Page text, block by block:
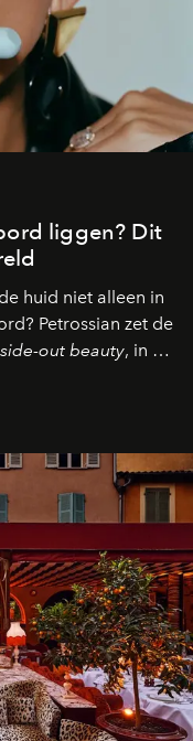
liggen? Dit
huid niet alleen in
Petrossian zet de
out beauty, in de